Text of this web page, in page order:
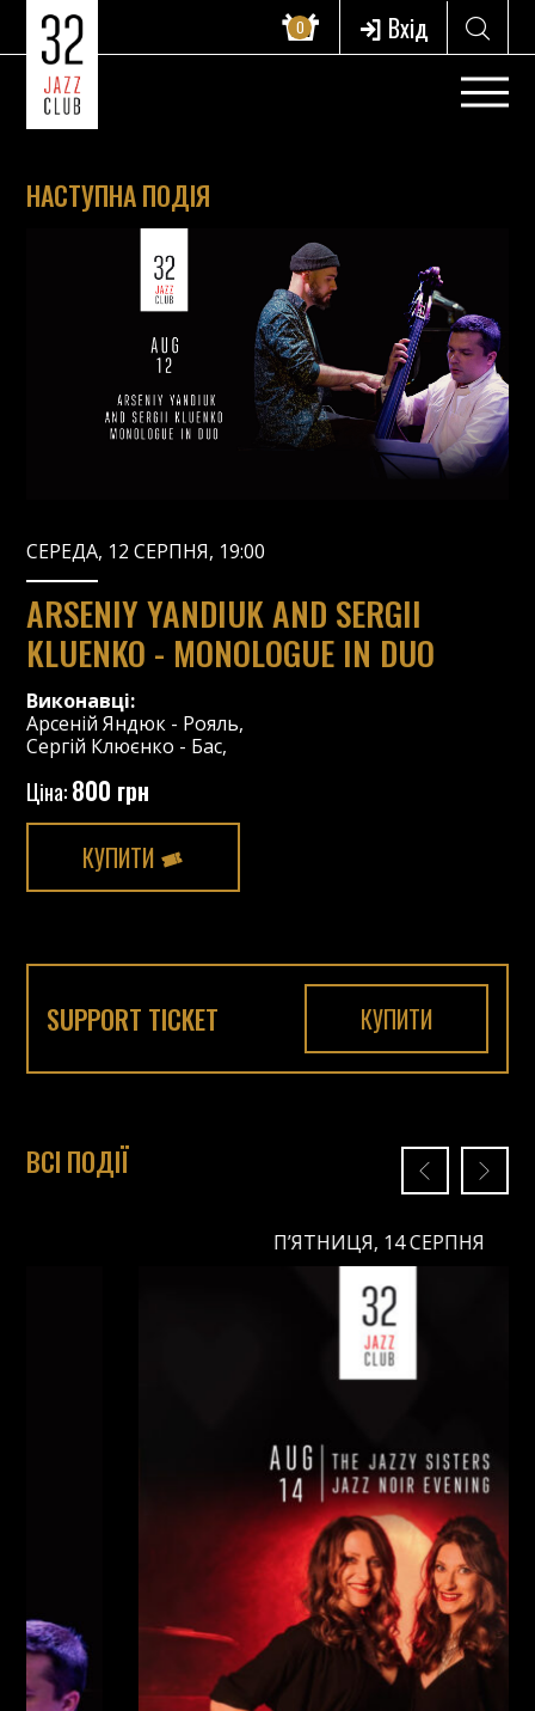
0 Вхід
НАСТУПНА ПОДІЯ
СЕРЕДА, 12 СЕРПНЯ, 19:00
ARSENIY YANDIUK AND SERGII
KLUENKO - MONOLOGUE IN DUO
Виконавці:
Арсеній Яндюк - Рояль,
Сергій Клюєнко - Бас,
Ціна:800 грн
КУПИТИ
SUPPORT TICKET КУПИТИ
ВСІ ПОДІЇ
П’ЯТНИЦЯ, 14 СЕРПНЯ
П’ЯТНИЦЯ, 14 СЕРПНЯ
Ціна:
Анна Майовецька (Вокал,) /Юлія
Григорій Паршин (Саксофон,)
/Арсеній Яндюк (Рояль Єгор Абрамов (Контрабас,
Павло Галицький Барабани,) /